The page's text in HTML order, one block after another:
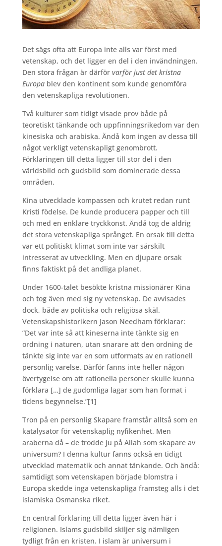
Det sägs ofta att Europa inte alls var först med
vetenskap, och det ligger en del i den invändningen.
Den stora frågan är därför varför just det kristna
Europa blev den kontinent som kunde genomföra
den vetenskapliga revolutionen.
Två kulturer som tidigt visade prov både på
teoretiskt tänkande och uppfinningsrikedom var den
kinesiska och arabiska. Ändå kom ingen av dessa till
något verkligt vetenskapligt genombrott.
Förklaringen till detta ligger till stor del i den
världsbild och gudsbild som dominerade dessa
områden.
Kina utvecklade kompassen och krutet redan runt
Kristi födelse. De kunde producera papper och till
och med en enklare tryckkonst. Ändå tog de aldrig
det stora vetenskapliga språnget. En orsak till detta
var ett politiskt klimat som inte var särskilt
intresserat av utveckling. Men en djupare orsak
finns faktiskt på det andliga planet.
Under 1600-talet besökte kristna missionärer Kina
och tog även med sig ny vetenskap. De avvisades
dock, både av politiska och religiösa skäl.
Vetenskapshistorikern Jason Needham förklarar:
”Det var inte så att kineserna inte tänkte sig en
ordning i naturen, utan snarare att den ordning de
tänkte sig inte var en som utformats av en rationell
personlig varelse. Därför fanns inte heller någon
övertygelse om att rationella personer skulle kunna
förklara […] de gudomliga lagar som han format i
tidens begynnelse.”[1]
Tron på en personlig Skapare framstår alltså som en
katalysator för vetenskaplig nyfikenhet. Men
araberna då – de trodde ju på Allah som skapare av
universum? I denna kultur fanns också en tidigt
utvecklad matematik och annat tänkande. Och ändå:
samtidigt som vetenskapen började blomstra i
Europa skedde inga vetenskapliga framsteg alls i det
islamiska Osmanska riket.
En central förklaring till detta ligger även här i
religionen. Islams gudsbild skiljer sig nämligen
tydligt från en kristen. I islam är universum i